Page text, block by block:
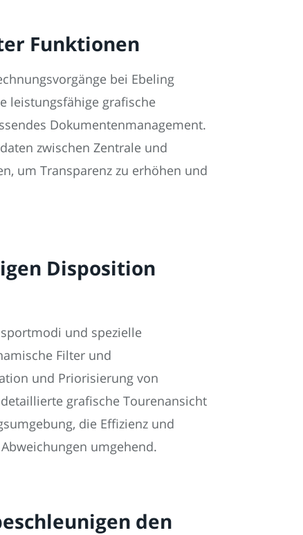
Funktionen
bei Ebeling
leistungsfähige grafische
Dokumentenmanagement.
zwischen Zentrale und
um Transparenz zu erhöhen und
Disposition
und spezielle
Filter und
und Priorisierung von
grafische Tourenansicht
die Effizienz und
umgehend.
den